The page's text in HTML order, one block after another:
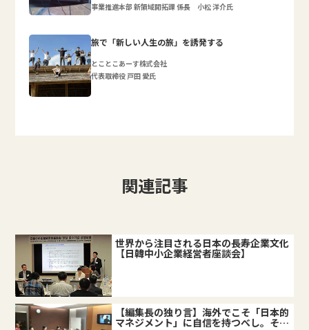
事業推進本部 新領域開拓課 係長 小松 洋介氏
旅で「新しい人生の旅」を誘発する
とことこあーす株式会社
代表取締役 戸田 愛氏
関連記事
世界から注目される日本の長寿企業文化
【日韓中小企業経営者座談会】
【編集長の独り言】海外でこそ「日本的
マネジメント」に自信を持つべし。そし